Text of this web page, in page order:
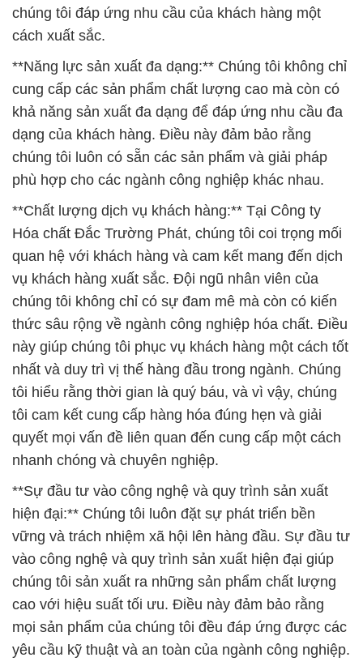
chúng tôi đáp ứng nhu cầu của khách hàng một
cách xuất sắc.
**Năng lực sản xuất đa dạng:** Chúng tôi không chỉ
cung cấp các sản phẩm chất lượng cao mà còn có
khả năng sản xuất đa dạng để đáp ứng nhu cầu đa
dạng của khách hàng. Điều này đảm bảo rằng
chúng tôi luôn có sẵn các sản phẩm và giải pháp
phù hợp cho các ngành công nghiệp khác nhau.
**Chất lượng dịch vụ khách hàng:** Tại Công ty
Hóa chất Đắc Trường Phát, chúng tôi coi trọng mối
quan hệ với khách hàng và cam kết mang đến dịch
vụ khách hàng xuất sắc. Đội ngũ nhân viên của
chúng tôi không chỉ có sự đam mê mà còn có kiến
thức sâu rộng về ngành công nghiệp hóa chất. Điều
này giúp chúng tôi phục vụ khách hàng một cách tốt
nhất và duy trì vị thế hàng đầu trong ngành. Chúng
tôi hiểu rằng thời gian là quý báu, và vì vậy, chúng
tôi cam kết cung cấp hàng hóa đúng hẹn và giải
quyết mọi vấn đề liên quan đến cung cấp một cách
nhanh chóng và chuyên nghiệp.
**Sự đầu tư vào công nghệ và quy trình sản xuất
hiện đại:** Chúng tôi luôn đặt sự phát triển bền
vững và trách nhiệm xã hội lên hàng đầu. Sự đầu tư
vào công nghệ và quy trình sản xuất hiện đại giúp
chúng tôi sản xuất ra những sản phẩm chất lượng
cao với hiệu suất tối ưu. Điều này đảm bảo rằng
mọi sản phẩm của chúng tôi đều đáp ứng được các
yêu cầu kỹ thuật và an toàn của ngành công nghiệp.